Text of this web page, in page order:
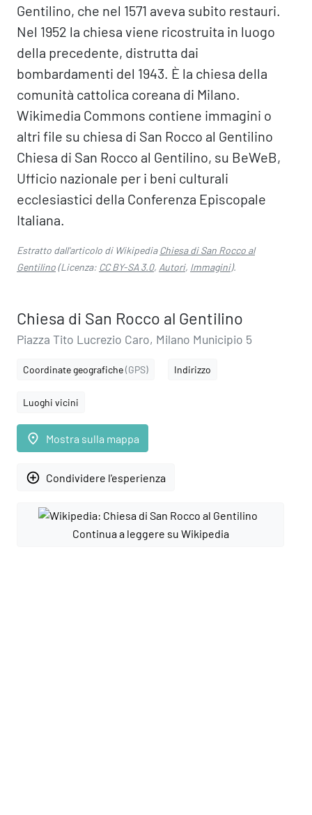
Gentilino, che nel 1571 aveva subito restauri.
Nel 1952 la chiesa viene ricostruita in luogo
della precedente, distrutta dai
bombardamenti del 1943. È la chiesa della
comunità cattolica coreana di Milano.
Wikimedia Commons contiene immagini o
altri file su chiesa di San Rocco al Gentilino
Chiesa di San Rocco al Gentilino, su BeWeB,
Ufficio nazionale per i beni culturali
ecclesiastici della Conferenza Episcopale
Italiana.
Estratto dall'articolo di WikipediaChiesa di San Rocco al
Gentilino(Licenza: CC BY-SA 3.0, Autori, Immagini).
Chiesa di San Rocco al Gentilino
Piazza Tito Lucrezio Caro, Milano Municipio 5
Coordinate geografiche(GPS) Indirizzo
Luoghi vicini
place Mostra sulla mappa
add_circle_outline Condividere l'esperienza
Continua a leggere su Wikipedia